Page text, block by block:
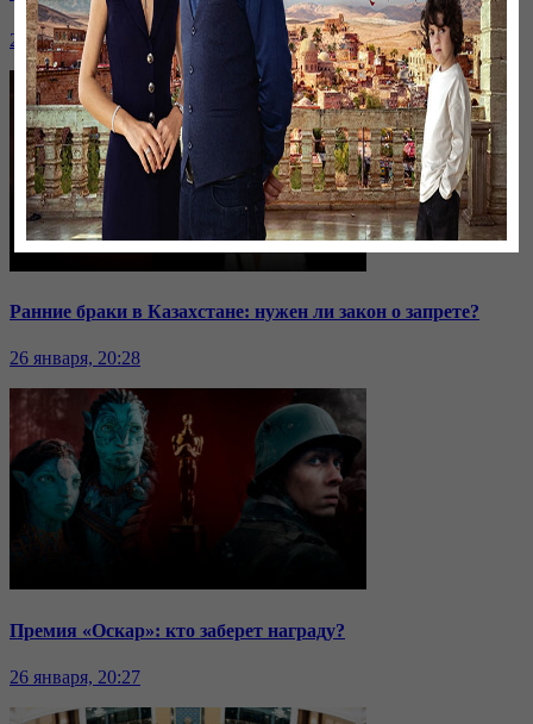
26 января, 20:28
Ранние браки в Казахстане: нужен ли закон о запрете?
26 января, 20:28
Премия «Оскар»: кто заберет награду?
26 января, 20:27